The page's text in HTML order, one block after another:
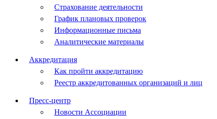
Страхование деятельности
График плановых проверок
Информационные письма
Аналитические материалы
Аккредитация
Как пройти аккредитацию
Реестр аккредитованных организаций и лиц
Пресс-центр
Новости Ассоциации